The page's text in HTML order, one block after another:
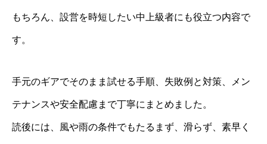
もちろん、設営を時短したい中上級者にも役立つ内容で
す。
手元のギアでそのまま試せる手順、失敗例と対策、メン
テナンスや安全配慮まで丁寧にまとめました。
読後には、風や雨の条件でもたるまず、滑らず、素早く